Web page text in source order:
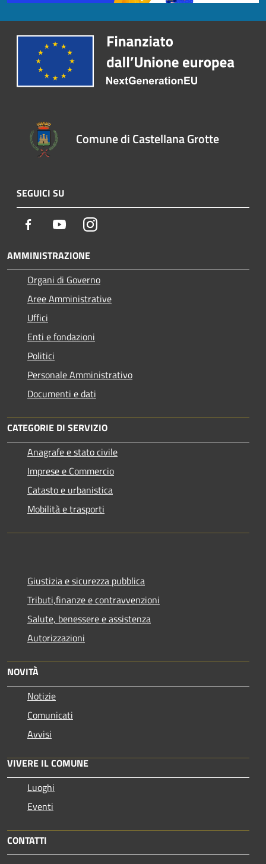
Comune di Castellana Grotte
SEGUICI SU
Facebook YoutubeInstagram
AMMINISTRAZIONE
Organi di Governo
Aree Amministrative
Uffici
Enti e fondazioni
Politici
Personale Amministrativo
Documenti e dati
CATEGORIE DI SERVIZIO
Anagrafe e stato civile
Imprese e Commercio
Catasto e urbanistica
Mobilità e trasporti
Giustizia e sicurezza pubblica
Tributi,finanze e contravvenzioni
Salute, benessere e assistenza
Autorizzazioni
NOVITÀ
Notizie
Comunicati
Avvisi
VIVERE IL COMUNE
Luoghi
Eventi
CONTATTI